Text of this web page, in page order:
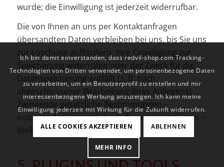
wurde; die Einwilligung ist jederzeit widerrufbar.
Die von Ihnen an uns per Kontaktanfragen
übersandten Daten verbleiben bei uns, bis Sie uns
zur Löschung auffordern, Ihre Einwilligung zur
Speicherung widerrufen oder der Zweck für die
Datenspeicherung entfällt (z. B. nach
abgeschlossener Bearbeitung Ihres Anliegens).
Zwingende gesetzliche Bestimmungen –
insbesondere gesetzliche Aufbewahrungsfristen –
bleiben unberührt.
Ich bin damit einverstanden, dass redvil-shop.com Tracking-
Technologien von Dritten verwendet, um personenbezogene Daten
zu verarbeiten, um ein Benutzerprofil zu erstellen und mir
interessenbezogene Werbung anzuzeigen. Ich kann meine
Einwilligung jederzeit mit Wirkung für die Zukunft widerrufen.
ALLE COOKIES AKZEPTIEREN ABLEHNEN
MEHR INFO